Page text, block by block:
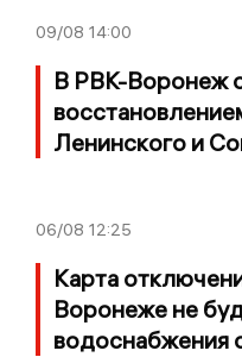
09/08 14:00
В РВК-Воронеж
Ленинского и
06/08 12:25
Карта
Воронеже не
водоснабжения